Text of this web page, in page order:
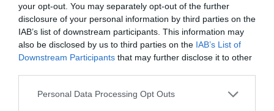
your opt-out. You may separately opt-out of the further
disclosure of your personal information by third parties on the
IAB’s list of downstream participants. This information may
also be disclosed by us to third parties on the IAB’s List of
Downstream Participants that may further disclose it to other
Personal Data Processing Opt Outs
Författare:Henrik
Mattsson
Jag är matskribent samt kock
med en fil. kand i